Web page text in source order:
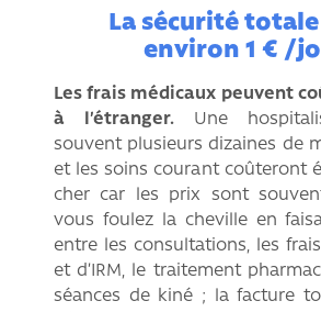
La sécurité
environ 1 € /
Les frais médicaux peuvent
à l’étranger. Une
souvent plusieurs dizaines de
et les soins courant coûteront
cher car les prix sont
vous foulez la cheville en
entre les consultations, les
et d’IRM, le traitement
séances de kiné ; la facture